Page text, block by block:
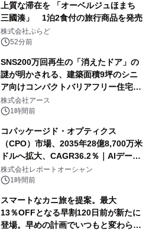
上質な滞在を 「オーベルジュほまち
三國湊」 1泊2食付の旅行商品を発売
株式会社ぷらど
52分前
SNS200万回再生の「消えたドア」の
謎が明かされる、建築面積9坪のシニ
ア向けコンパクトバリアフリー住宅が
誕生
株式会社アース
1時間前
コパッケージド・オプティクス
（CPO）市場、2035年28億8,700万米
ドルへ拡大、CAGR36.2％｜AIデータ
センター・高速光通信需要が成長を加
速
株式会社レポートオーシャン
1時間前
スマートなカニ旅を提案。最大
13％OFFとなる早割120日前が新たに
登場。早めの計画でいつもと変わらぬ